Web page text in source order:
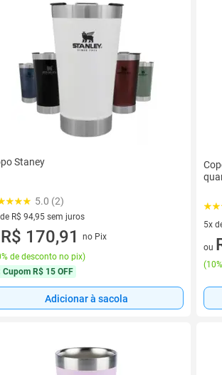
Staney
5.0 (2)
R$ 94,95 sem juros
de R$ 94,95 sem juros
R$ 170,91
no Pix
de desconto no pix)
Cupom R$ 15 OFF
Adicionar à sacola
5x
5
ou
(